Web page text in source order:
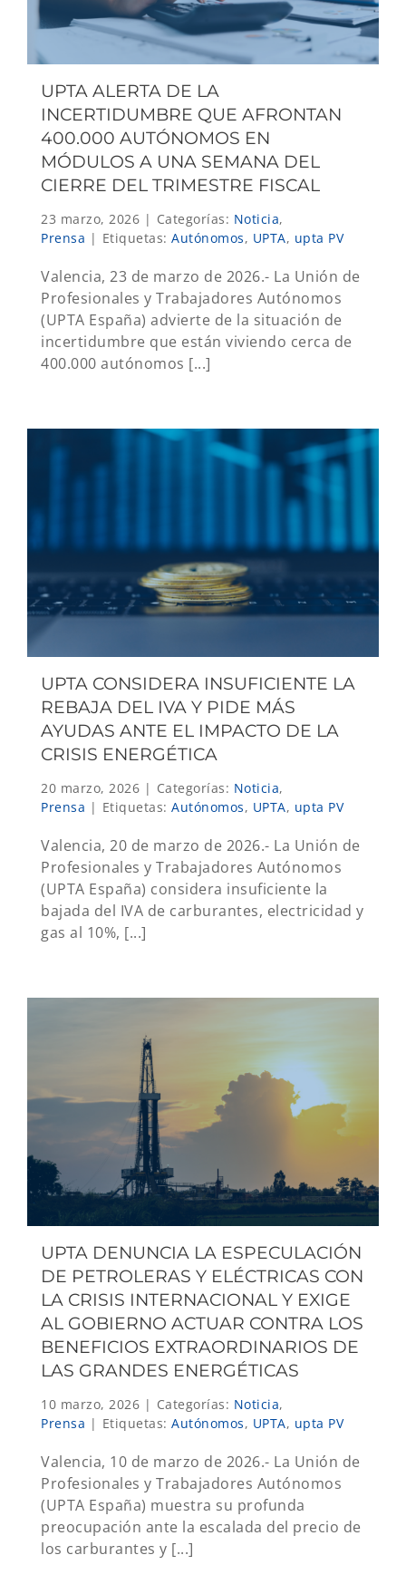
UPTA ALERTA DE LA
INCERTIDUMBRE QUE AFRONTAN
400.000 AUTÓNOMOS EN
MÓDULOS A UNA SEMANA DEL
CIERRE DEL TRIMESTRE FISCAL
23 marzo, 2026 | Categorías: Noticia,
Prensa | Etiquetas: Autónomos, UPTA, upta PV
Valencia, 23 de marzo de 2026.- La Unión de
Profesionales y Trabajadores Autónomos
(UPTA España) advierte de la situación de
incertidumbre que están viviendo cerca de
400.000 autónomos [...]
UPTA CONSIDERA INSUFICIENTE LA
REBAJA DEL IVA Y PIDE MÁS
AYUDAS ANTE EL IMPACTO DE LA
CRISIS ENERGÉTICA
20 marzo, 2026 | Categorías: Noticia,
Prensa | Etiquetas: Autónomos, UPTA, upta PV
Valencia, 20 de marzo de 2026.- La Unión de
Profesionales y Trabajadores Autónomos
(UPTA España) considera insuficiente la
bajada del IVA de carburantes, electricidad y
gas al 10%, [...]
UPTA DENUNCIA LA ESPECULACIÓN
DE PETROLERAS Y ELÉCTRICAS CON
LA CRISIS INTERNACIONAL Y EXIGE
AL GOBIERNO ACTUAR CONTRA LOS
BENEFICIOS EXTRAORDINARIOS DE
LAS GRANDES ENERGÉTICAS
10 marzo, 2026 | Categorías: Noticia,
Prensa | Etiquetas: Autónomos, UPTA, upta PV
Valencia, 10 de marzo de 2026.- La Unión de
Profesionales y Trabajadores Autónomos
(UPTA España) muestra su profunda
preocupación ante la escalada del precio de
los carburantes y [...]